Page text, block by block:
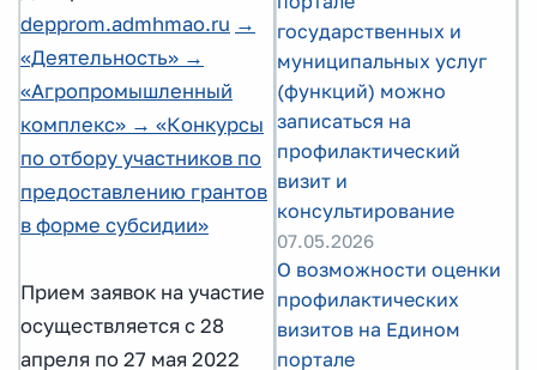
depprom.admhmao.ru →
«Деятельность» →
«Агропромышленный
комплекс» → «Конкурсы
по отбору участников по
предоставлению грантов
в форме субсидии»
Прием заявок на участие
осуществляется с 28
апреля по 27 мая 2022
государственных и
муниципальных услуг
(функций) можно
записаться на
профилактический
визит и
консультирование
07.05.2026
О возможности оценки
профилактических
визитов на Едином
портале